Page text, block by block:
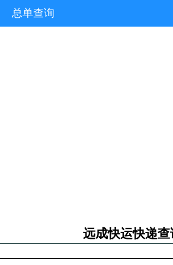
总单查询
远成快运快递查